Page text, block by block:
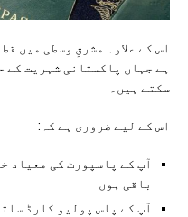
اس کے علاوہ مشرقِ وسطی میں
ہے جہاں پاکستانی شہریت کے
سکتے ہیں۔
اس کے لیے ضروری ہے کہ:
آپ کے پاسپورٹ کی معیاد
باقی ہوں
آپ کے پاس پولیو کارڈ